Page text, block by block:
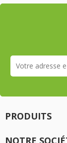
PRODUITS
NOTRE